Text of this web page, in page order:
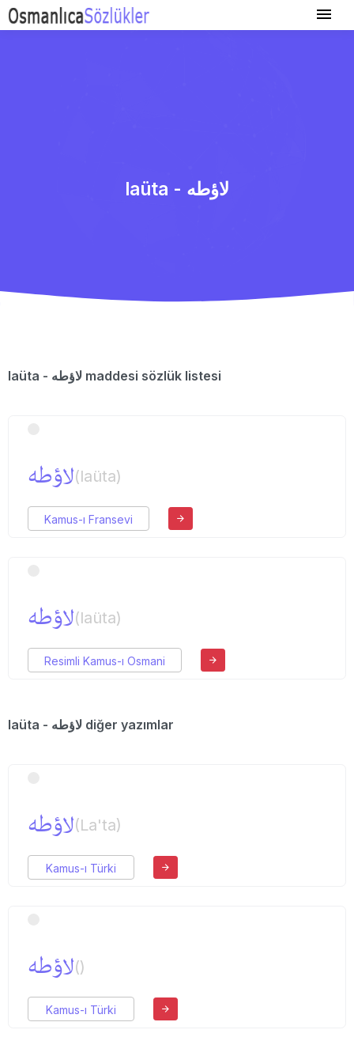
laüta - لاؤطه
laüta - لاؤطه maddesi sözlük listesi
لاؤطه(laüta)
Kamus-ı Fransevi
لاؤطه(laüta)
Resimli Kamus-ı Osmani
laüta - لاؤطه diğer yazımlar
لاؤطه(La'ta)
Kamus-ı Türki
لاؤطه()
Kamus-ı Türki